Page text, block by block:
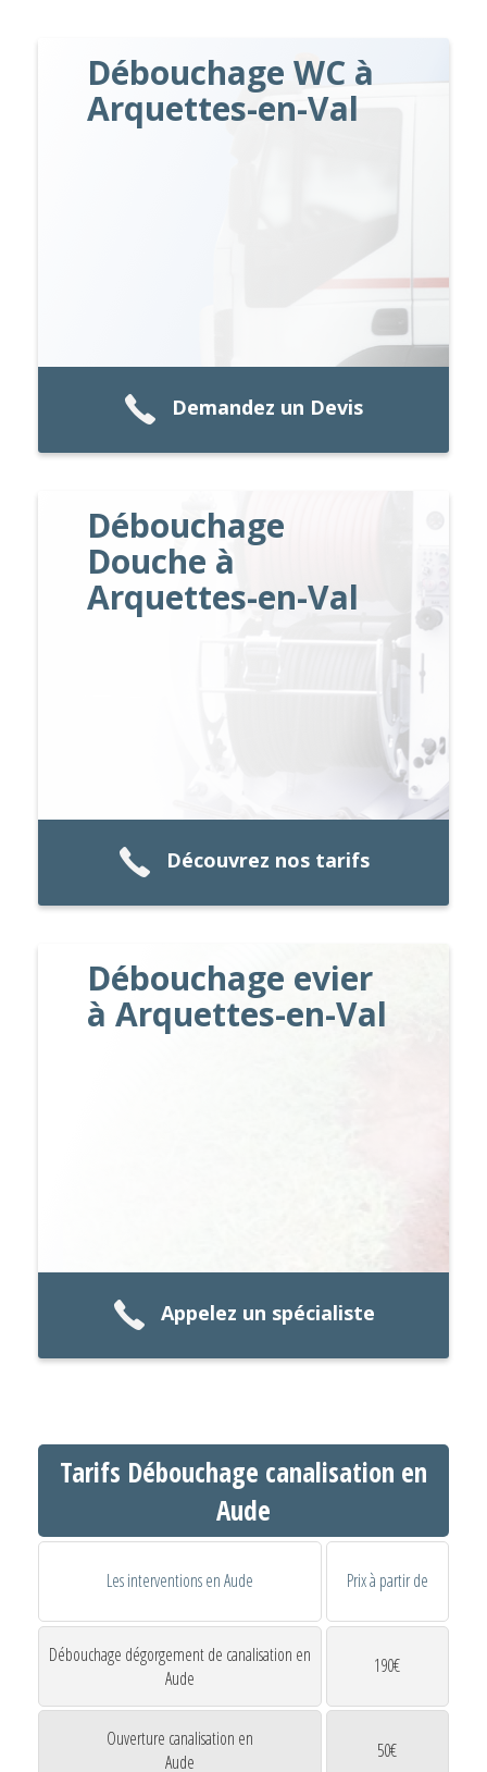
Débouchage WC à
Arquettes-en-Val
Demandez un Devis
Débouchage
Douche à
Arquettes-en-Val
Découvrez nos tarifs
Débouchage evier
à Arquettes-en-Val
Appelez un spécialiste
Tarifs Débouchage canalisation en
Aude
Les interventions en Aude Prix à partir de
Débouchage dégorgement de canalisation en
Aude
190€
Ouverture canalisation en
Aude
50€